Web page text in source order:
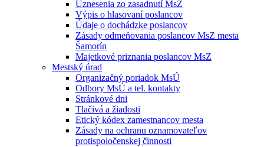
Uznesenia zo zasadnutí MsZ
Výpis o hlasovaní poslancov
Údaje o dochádzke poslancov
Zásady odmeňovania poslancov MsZ mesta
Šamorín
Majetkové priznania poslancov MsZ
Mestský úrad
Organizačný poriadok MsÚ
Odbory MsÚ a tel. kontakty
Stránkové dni
Tlačivá a žiadosti
Etický kódex zamestnancov mesta
Zásady na ochranu oznamovateľov
protispoločenskej činnosti